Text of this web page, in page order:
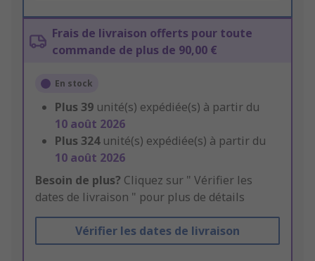
Frais de livraison offerts pour toute
commande de plus de 90,00 €
En stock
Plus 39 unité(s) expédiée(s) à partir du
10 août 2026
Plus 324 unité(s) expédiée(s) à partir du
10 août 2026
Besoin de plus? Cliquez sur " Vérifier les
dates de livraison " pour plus de détails
Vérifier les dates de livraison